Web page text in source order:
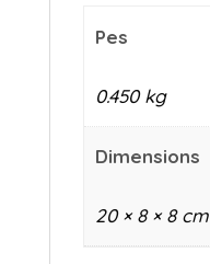
Pes
0.450 kg
Dimensions
20 × 8 × 8 cm